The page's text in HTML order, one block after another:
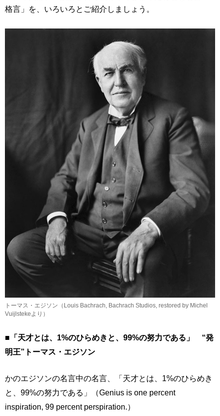
格言」を、いろいろとご紹介しましょう。
トーマス・エジソン（Louis Bachrach, Bachrach Studios, restored by Michel
Vuijlstekeより）
■「天才とは、1%のひらめきと、99%の努力である」 “発
明王”トーマス・エジソン
かのエジソンの名言中の名言、「天才とは、1%のひらめき
と、99%の努力である」（Genius is one percent
inspiration, 99 percent perspiration.）